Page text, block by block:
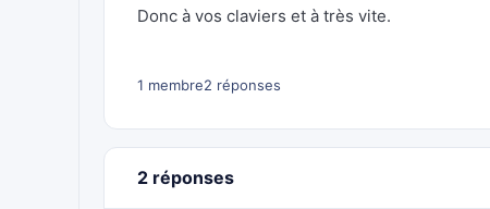
Donc à vos claviers et à très vite.
1 membre2 réponses
2 réponses